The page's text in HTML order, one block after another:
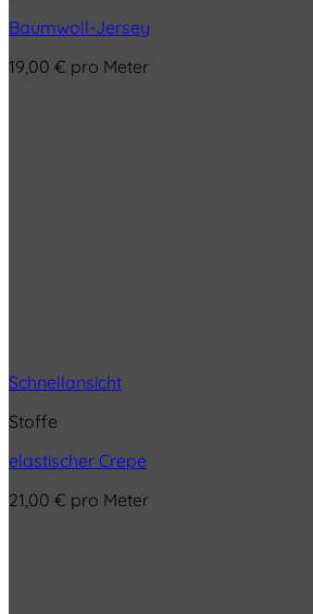
Baumwoll-Jersey
19,00 € pro Meter
Schnellansicht
Stoffe
elastischer Crepe
21,00 € pro Meter